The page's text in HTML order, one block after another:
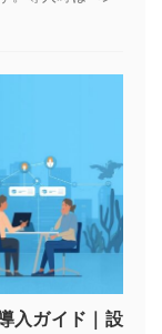
入ガイド｜設